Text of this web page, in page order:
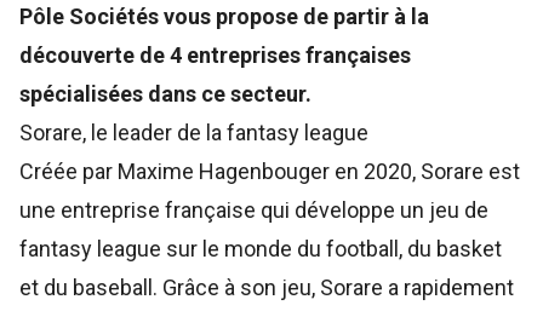
Pôle Sociétés vous propose de partir à la
découverte de 4 entreprises françaises
spécialisées dans ce secteur.
Sorare, le leader de la fantasy league
Créée par Maxime Hagenbouger en 2020, Sorare est
une entreprise française qui développe un jeu de
fantasy league sur le monde du football, du basket
et du baseball. Grâce à son jeu, Sorare a rapidement